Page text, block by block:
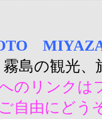
霧島の観光
のリンクは
自由にどう